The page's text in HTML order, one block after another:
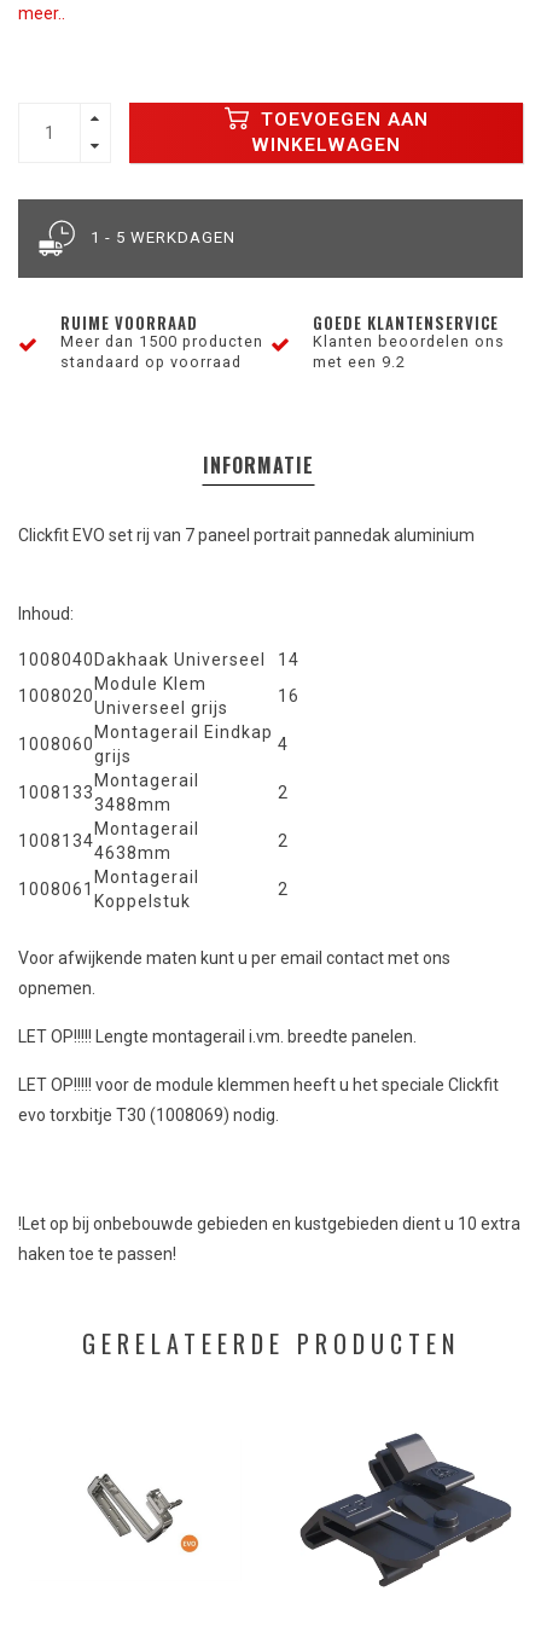
meer..
TOEVOEGEN AAN
WINKELWAGEN
1 - 5 WERKDAGEN
RUIME VOORRAAD
Meer dan 1500 producten
standaard op voorraad
GOEDE KLANTENSERVICE
Klanten beoordelen ons
met een 9.2
INFORMATIE
Clickfit EVO set rij van 7 paneel portrait pannedak aluminium
Inhoud:
1008040 Dakhaak Universeel
14
1008020
Module Klem
Universeel grijs
16
1008060
Montagerail Eindkap
grijs
4
1008133
Montagerail
3488mm
2
1008134
Montagerail
4638mm
2
1008061
Montagerail
Koppelstuk
2
Voor afwijkende maten kunt u per email contact met ons
opnemen.
LET OP!!!!! Lengte montagerail i.vm. breedte panelen.
LET OP!!!!! voor de module klemmen heeft u het speciale Clickfit
evo torxbitje T30 (1008069) nodig.
!Let op bij onbebouwde gebieden en kustgebieden dient u 10 extra
haken toe te passen!
GERELATEERDE PRODUCTEN